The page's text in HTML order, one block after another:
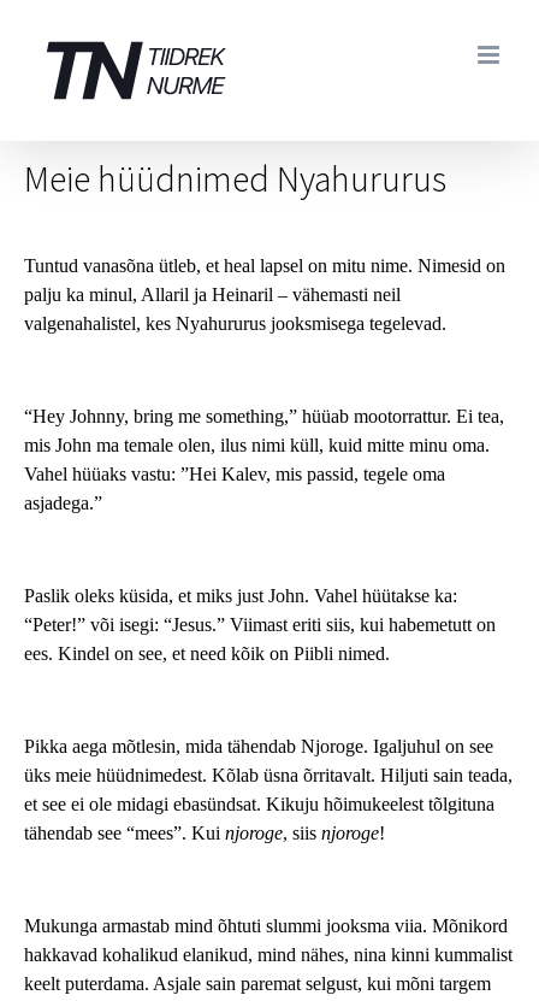
content
Meie hüüdnimed Nyahururus
Tuntud vanasõna ütleb, et heal lapsel on mitu nime. Nimesid on
palju ka minul, Allaril ja Heinaril – vähemasti neil
valgenahalistel, kes Nyahururus jooksmisega tegelevad.
“Hey Johnny, bring me something,” hüüab mootorrattur. Ei tea,
mis John ma temale olen, ilus nimi küll, kuid mitte minu oma.
Vahel hüüaks vastu: ”Hei Kalev, mis passid, tegele oma
asjadega.”
Paslik oleks küsida, et miks just John. Vahel hüütakse ka:
“Peter!” või isegi: “Jesus.” Viimast eriti siis, kui habemetutt on
ees. Kindel on see, et need kõik on Piibli nimed.
Pikka aega mõtlesin, mida tähendab Njoroge. Igaljuhul on see
üks meie hüüdnimedest. Kõlab üsna õrritavalt. Hiljuti sain teada,
et see ei ole midagi ebasündsat. Kikuju hõimukeelest tõlgituna
tähendab see “mees”. Kui njoroge, siis njoroge!
Mukunga armastab mind õhtuti slummi jooksma viia. Mõnikord
hakkavad kohalikud elanikud, mind nähes, nina kinni kummalist
keelt puterdama. Asjale sain paremat selgust, kui mõni targem